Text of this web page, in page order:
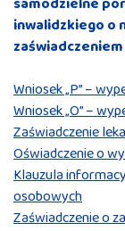
inwalidzkiego o
Wniosek „P” –
Wniosek „O” –
Zaświadczenie
Oświadczenie o
Klauzula
osobowych
Zaświadczenie o